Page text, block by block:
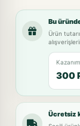
Bu
Ürün
Kazanım
300
Ücretsiz